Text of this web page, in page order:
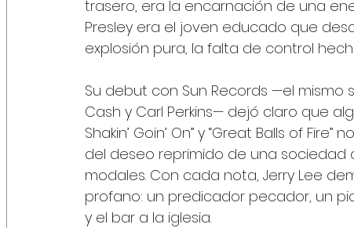
trasero, era la encarnación de una
Presley era el joven educado que
explosión pura, la falta de control
Su debut con Sun Records —el mismo
Cash y Carl Perkins— dejó claro que
Shakin’ Goin’ On” y “Great Balls of
del deseo reprimido de una
modales. Con cada nota, Jerry Lee
profano: un predicador pecador, un
y el bar a la iglesia.